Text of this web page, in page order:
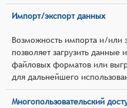
Импорт/экспорт данных
Возможность импорта и/или
позволяет загрузить данные
файловых форматов или
для дальнейшего
Многопользовательский